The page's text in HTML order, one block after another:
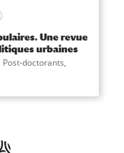
Une revue
urbaines
Post-doctorants,